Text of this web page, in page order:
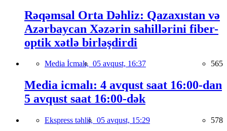
Rəqəmsal Orta Dəhliz: Qazaxıstan və
Azərbaycan Xəzərin sahillərini fiber-
optik xətlə birləşdirdi
Media İcmalı, 05 avqust, 16:37 565
Media icmalı: 4 avqust saat 16:00-dan
5 avqust saat 16:00-dək
Ekspress təhlil, 05 avqust, 15:29 578